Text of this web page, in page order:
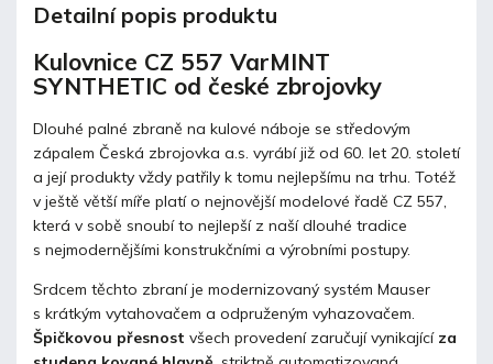
Detailní popis produktu
Kulovnice CZ 557 VarMINT
SYNTHETIC od české zbrojovky
Dlouhé palné zbraně na kulové náboje se středovým
zápalem Česká zbrojovka a.s. vyrábí již od 60. let 20. století
a její produkty vždy patřily k tomu nejlepšímu na trhu. Totéž
v ještě větší míře platí o nejnovější modelové řadě CZ 557,
která v sobě snoubí to nejlepší z naší dlouhé tradice
s nejmodernějšími konstrukčními a výrobními postupy.
Srdcem těchto zbraní je modernizovaný systém Mauser
s krátkým vytahovačem a odpruženým vyhazovačem.
Špičkovou přesnost všech provedení zaručují vynikající za